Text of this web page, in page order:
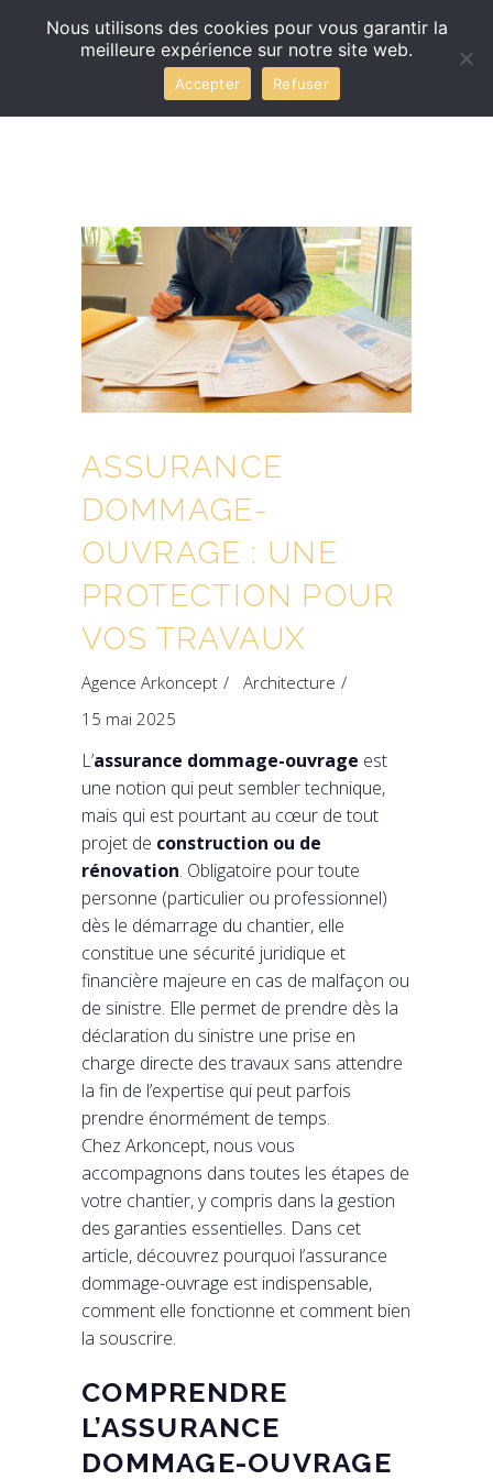
ASSURANCE
DOMMAGE-
OUVRAGE : UNE
PROTECTION POUR
VOS TRAVAUX
Agence Arkoncept
Architecture
15 mai 2025
L’assurance dommage-ouvrage est
une notion qui peut sembler technique,
mais qui est pourtant au cœur de tout
projet de construction ou de
rénovation. Obligatoire pour toute
personne (particulier ou professionnel)
dès le démarrage du chantier, elle
constitue une sécurité juridique et
financière majeure en cas de malfaçon ou
de sinistre. Elle permet de prendre dès la
déclaration du sinistre une prise en
charge directe des travaux sans attendre
la fin de l’expertise qui peut parfois
prendre énormément de temps.
Chez Arkoncept, nous vous
accompagnons dans toutes les étapes de
votre chantier, y compris dans la gestion
des garanties essentielles. Dans cet
article, découvrez pourquoi l’assurance
dommage-ouvrage est indispensable,
comment elle fonctionne et comment bien
la souscrire.
COMPRENDRE
L’ASSURANCE
DOMMAGE-OUVRAGE
Nous utilisons des cookies pour vous garantir la
meilleure expérience sur notre site web.
Accepter Refuser